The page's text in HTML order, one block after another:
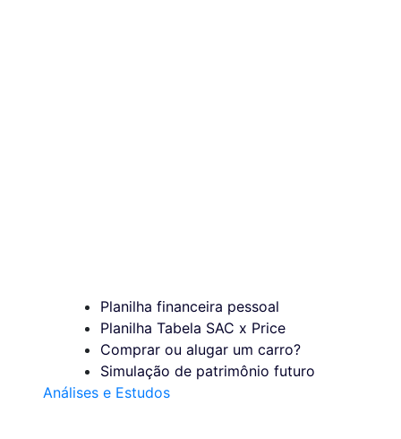
Planilha financeira pessoal
Planilha Tabela SAC x Price
Comprar ou alugar um carro?
Simulação de patrimônio futuro
Análises e Estudos